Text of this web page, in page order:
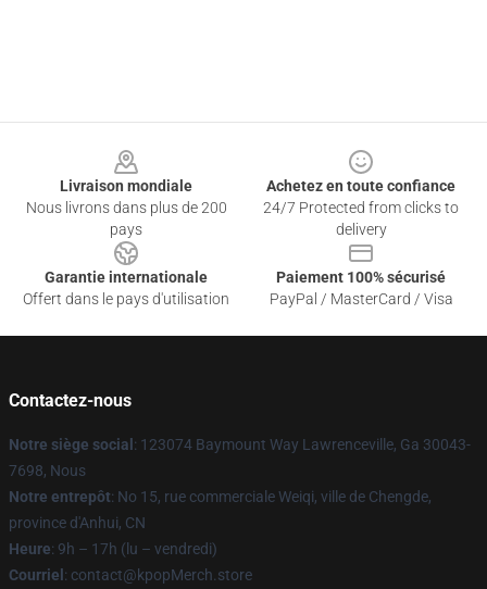
Livraison mondiale
Nous livrons dans plus de 200
pays
Achetez en toute confiance
24/7 Protected from clicks to
delivery
Garantie internationale
Offert dans le pays d'utilisation
Paiement 100% sécurisé
PayPal / MasterCard / Visa
Contactez-nous
Notre siège social : 123074 Baymount Way Lawrenceville, Ga 30043-
7698, Nous
Notre entrepôt: No 15, rue commerciale Weiqi, ville de Chengde,
province d'Anhui, CN
Heure: 9h – 17h (lu – vendredi)
Courriel : contact@kpopMerch.store